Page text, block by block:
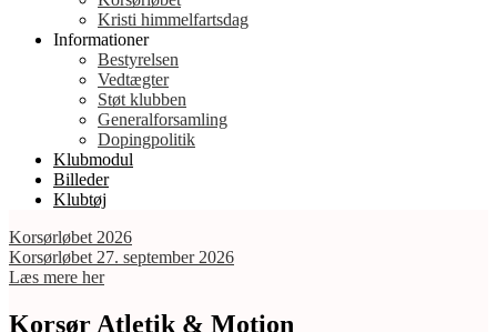
Kristi himmelfartsdag
Informationer
Bestyrelsen
Vedtægter
Støt klubben
Generalforsamling
Dopingpolitik
Klubmodul
Billeder
Klubtøj
Korsørløbet 2026
Korsørløbet 27. september 2026
Læs mere her
Korsør Atletik & Motion